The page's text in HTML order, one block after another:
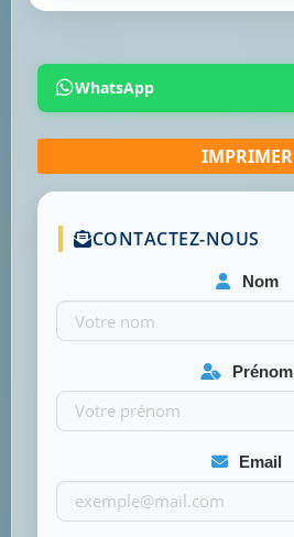
WhatsApp
CONTACTEZ-NOUS
Nom
Prénom
Email